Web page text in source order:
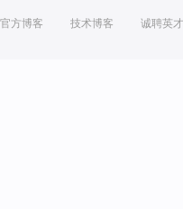
官方博客 技术博客 诚聘英才